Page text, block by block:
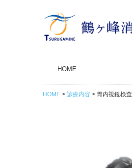
HOME
HOME 診療内容 胃内視鏡検査